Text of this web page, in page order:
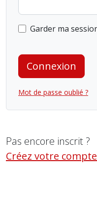
Garder ma
Connexion
Mot de passe oublié ?
Pas encore inscrit ?
Créez votre